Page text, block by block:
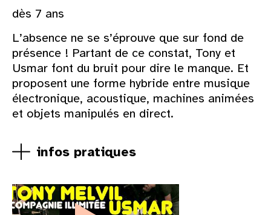
dès 7 ans
L’absence ne se s’éprouve que sur fond de
présence ! Partant de ce constat, Tony et
Usmar font du bruit pour dire le manque. Et
proposent une forme hybride entre musique
électronique, acoustique, machines animées
et objets manipulés en direct.
infos pratiques